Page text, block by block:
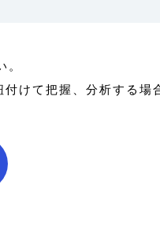
けて把握、分析する場